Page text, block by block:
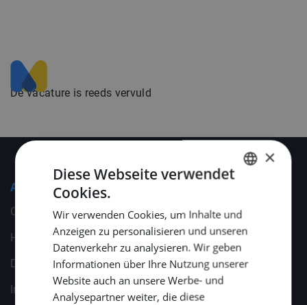
De vacature is reeds vervuld
Allgemeines
Cookies
Haftungsausschluss
Datenschutzerklärung
Imprint/ Impressum
ENGLISH
×
Diese Webseite verwendet
Cookies.
Wir verwenden Cookies, um Inhalte und
Anzeigen zu personalisieren und unseren
Datenverkehr zu analysieren. Wir geben
Informationen über Ihre Nutzung unserer
Website auch an unsere Werbe- und
Analysepartner weiter, die diese